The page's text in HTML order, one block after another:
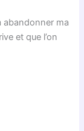
abandonner ma
et que l’on